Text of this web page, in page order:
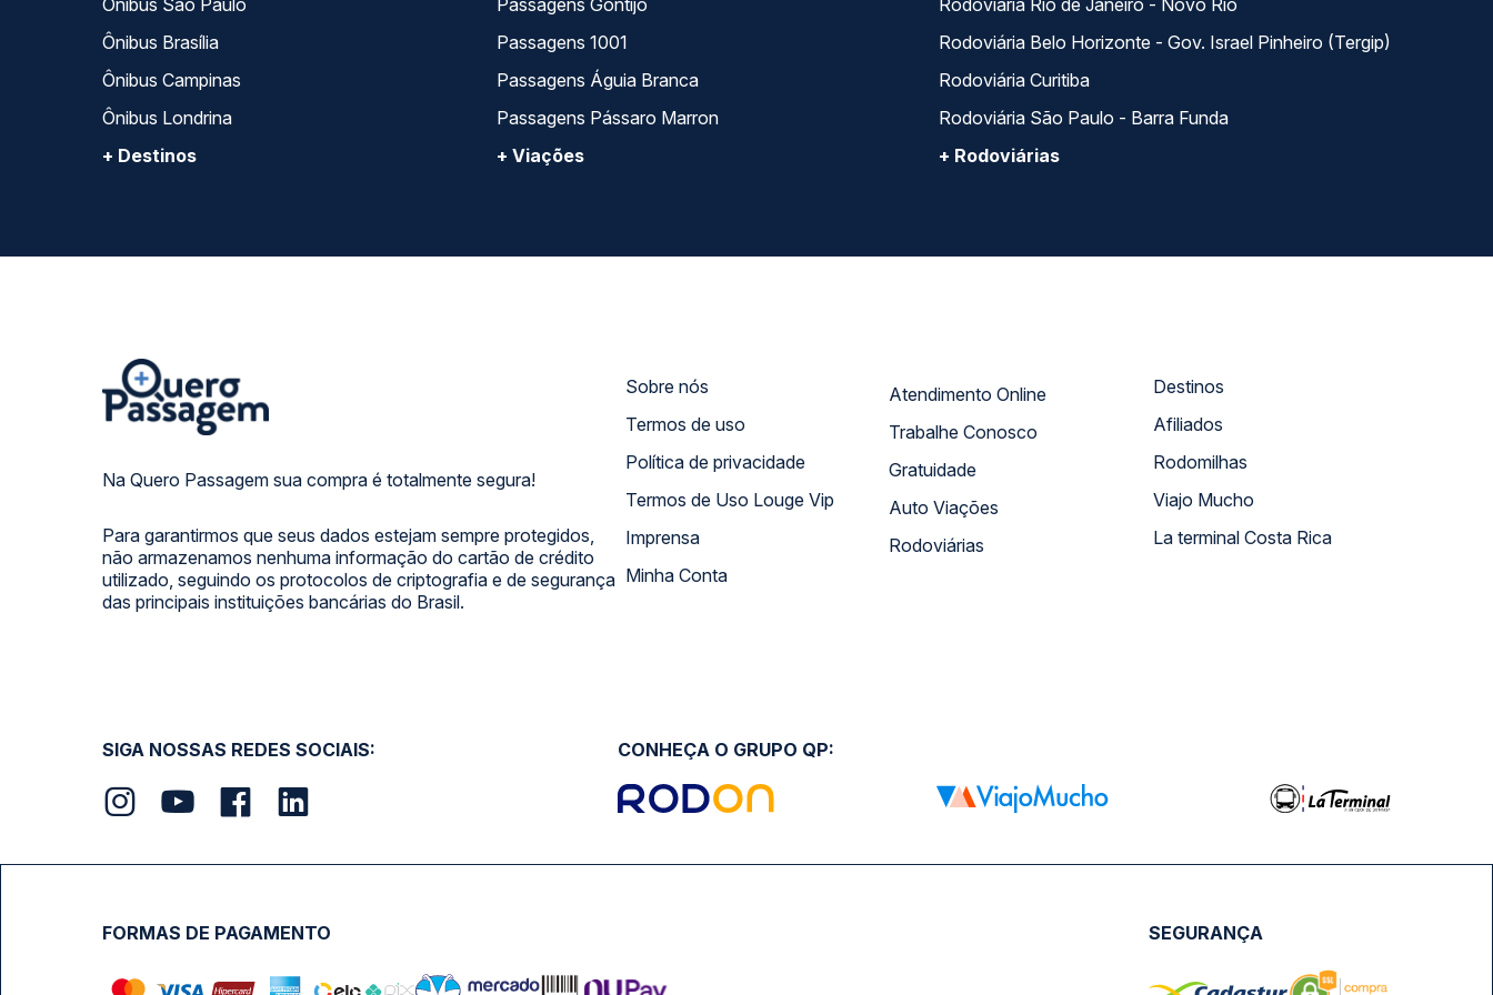
Ônibus São Paulo
Ônibus Brasília
Ônibus Campinas
Ônibus Londrina
+ Destinos
Passagens Gontijo
Passagens 1001
Passagens Águia Branca
Passagens Pássaro Marron
+ Viações
Rodoviária Rio de Janeiro - Novo Rio
Rodoviária Belo Horizonte - Gov. Israel Pinheiro (Tergip)
Rodoviária Curitiba
Rodoviária São Paulo - Barra Funda
+ Rodoviárias
Na Quero Passagem sua compra é totalmente segura!
Para garantirmos que seus dados estejam sempre protegidos,
não armazenamos nenhuma informação do cartão de crédito
utilizado, seguindo os protocolos de criptografia e de segurança
das principais instituições bancárias do Brasil.
Sobre nós
Termos de uso
Política de privacidade
Termos de Uso Louge Vip
Imprensa
Minha Conta
Atendimento Online
Trabalhe Conosco
Gratuidade
Auto Viações
Rodoviárias
Destinos
Afiliados
Rodomilhas
Viajo Mucho
La terminal Costa Rica
SIGA NOSSAS REDES SOCIAIS: CONHEÇA O GRUPO QP:
FORMAS DE PAGAMENTO SEGURANÇA